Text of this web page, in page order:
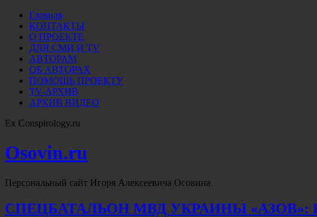
Главная
КОНТАКТЫ
О ПРОЕКТЕ
ДЛЯ СМИ И TV
АВТОРАМ
ОБ АВТОРАХ
ПОМОЩЬ ПРОЕКТУ
TV-АРХИВ
АРХИВ ВИДЕО
Ex Conspirology.ru
Osovin.ru
Персональный сайт Игоря Алексеевича Осовина
СПЕЦБАТАЛЬОН МВД УКРАИНЫ «АЗОВ»: